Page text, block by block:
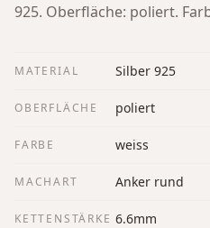
925. Oberfläche: poliert.
MATERIAL Silber 925
OBERFLÄCHE poliert
FARBE weiss
MACHART Anker rund
KETTENSTÄRKE 6.6mm